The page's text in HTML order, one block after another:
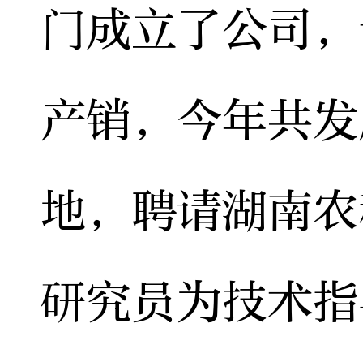
门成立了公司
产销，今年共
地，聘请湖南
研究员为技术